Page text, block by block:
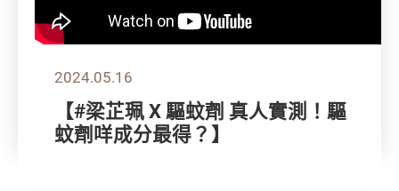
2024.05.16
【#梁芷珮 X 驅蚊劑 真人實測！驅
蚊劑咩成分最得？】